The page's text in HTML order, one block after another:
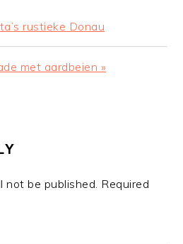
rustieke Donau
met aardbeien »
not be published. Required